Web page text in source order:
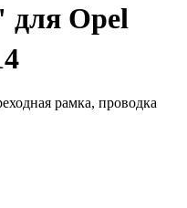
для Opel
рамка, проводка